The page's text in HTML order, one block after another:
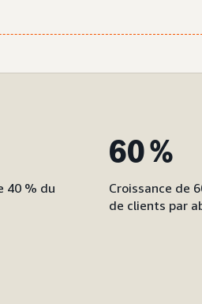
40 % du
60 %
Croissance de
de clients par